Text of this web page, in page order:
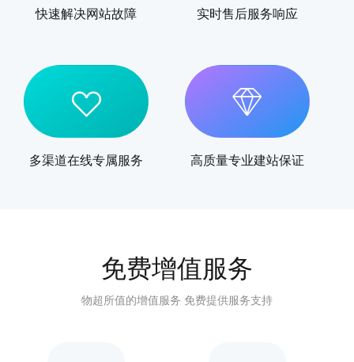
快速解决网站故障 实时售后服务响应
多渠道在线专属服务 高质量专业建站保证
免费增值服务
物超所值的增值服务 免费提供服务支持